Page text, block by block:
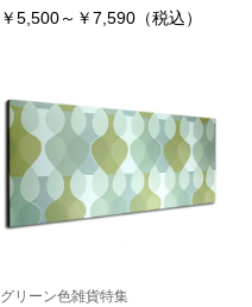
￥5,500～￥7,590（税込）
グリーン色雑貨特集